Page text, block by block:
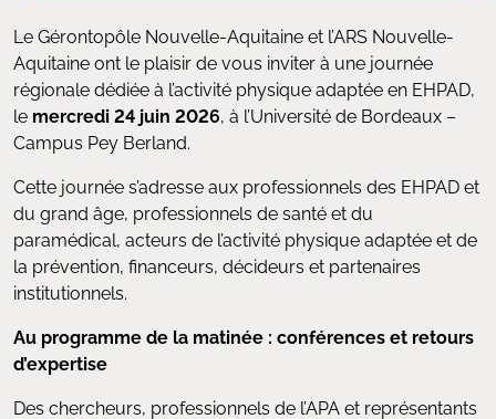
Le Gérontopôle Nouvelle-Aquitaine et l’ARS Nouvelle-
Aquitaine ont le plaisir de vous inviter à une journée
régionale dédiée à l’activité physique adaptée en EHPAD,
le mercredi 24 juin 2026, à l’Université de Bordeaux –
Campus Pey Berland.
Cette journée s’adresse aux professionnels des EHPAD et
du grand âge, professionnels de santé et du
paramédical, acteurs de l’activité physique adaptée et de
la prévention, financeurs, décideurs et partenaires
institutionnels.
Au programme de la matinée : conférences et retours
d’expertise
Des chercheurs, professionnels de l’APA et représentants